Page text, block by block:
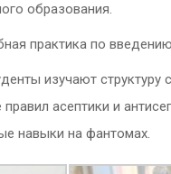
образования.
практика по
изучают
асептики и
навыки на фантомах.